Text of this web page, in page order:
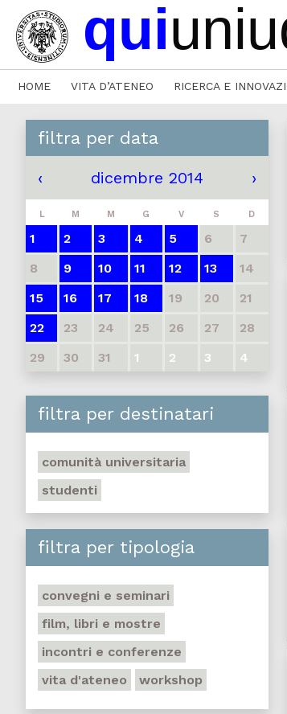
HOME VITA D’ATENEO RICERCA E
filtra per data
‹ dicembre 2014 ›
L M M G V S D
1 2 3 4 5 6
7
8
9 10 11 12 13
14
15
16 17 18 19 20
21
22
23 24 25 26 27
28
29
30 31 1 2 3 4
filtra per destinatari
comunità universitaria
studenti
filtra per tipologia
convegni e seminari
film, libri e mostre
incontri e conferenze
vita d'ateneo
workshop